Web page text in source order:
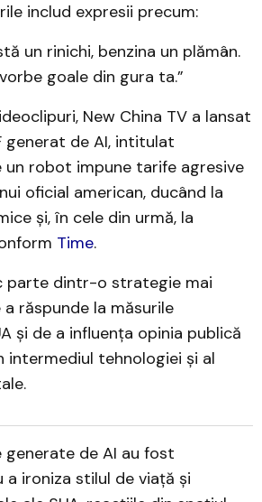
includ expresii precum:​
un rinichi, benzina un plămân.
goale din gura ta.”
New China TV a lansat
generat de AI, intitulat
un robot impune tarife agresive
oficial american, ducând la
și, în cele din urmă, la
Time.
parte dintr-o strategie mai
răspunde la măsurile
și de a influența opinia publică
intermediul tehnologiei și al
generate de AI au fost
ironiza stilul de viață și